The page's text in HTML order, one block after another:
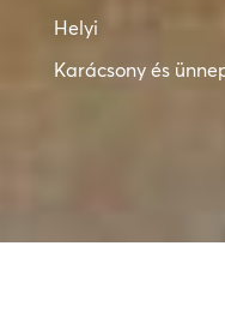
Helyi
Karácsony és